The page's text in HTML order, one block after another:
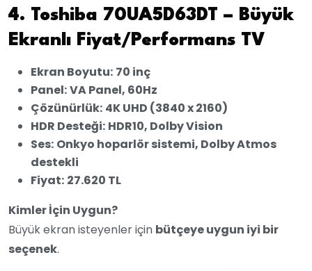
4. Toshiba 70UA5D63DT – Büyük
Ekranlı Fiyat/Performans TV
Ekran Boyutu: 70 inç
Panel:VA Panel, 60Hz
Çözünürlük: 4K UHD (3840 x 2160)
HDR Desteği: HDR10, Dolby Vision
Ses: Onkyo hoparlör sistemi, Dolby Atmos
destekli
Fiyat: 27.620 TL
Kimler İçin Uygun?
Büyük ekran isteyenler için bütçeye uygun iyi bir
seçenek.